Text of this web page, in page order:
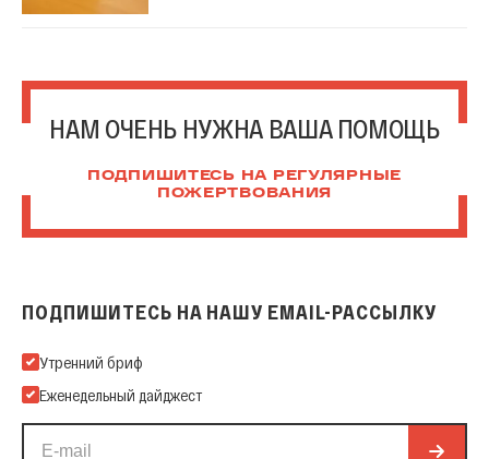
НАМ ОЧЕНЬ НУЖНА ВАША ПОМОЩЬ
ПОДПИШИТЕСЬ НА РЕГУЛЯРНЫЕ
ПОЖЕРТВОВАНИЯ
ПОДПИШИТЕСЬ НА НАШУ EMAIL-РАССЫЛКУ
Подпишитесь на нашу Email-рассылку
Утренний бриф
Еженедельный дайджест